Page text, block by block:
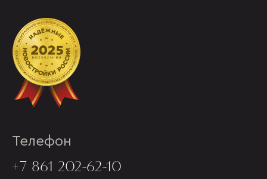
Телефон
+7 861 202-62-10